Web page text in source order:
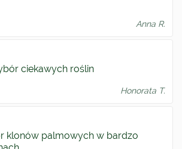
Anna R.
ciekawych roślin
Honorata T.
klonów palmowych w bardzo